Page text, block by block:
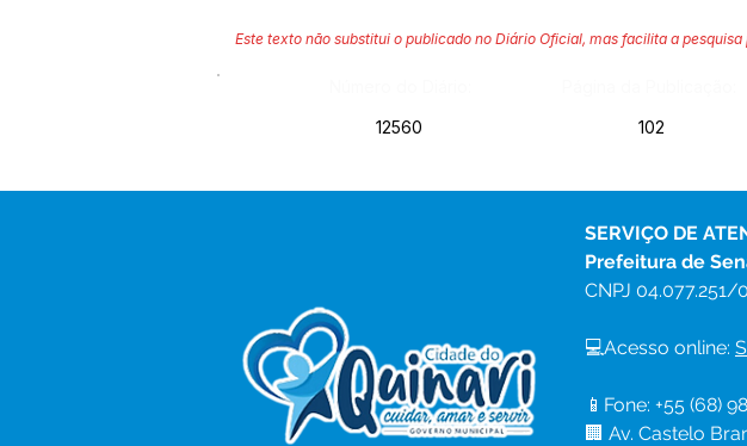
Este texto não substitui o publicado no Diário Oficial, mas facilita a
12560
102
SERVIÇO DE
Prefeitura de
CNPJ 04.077.251/
💻Acesso online:
📱Fone: +55 (68)
🏢 Av. Castelo